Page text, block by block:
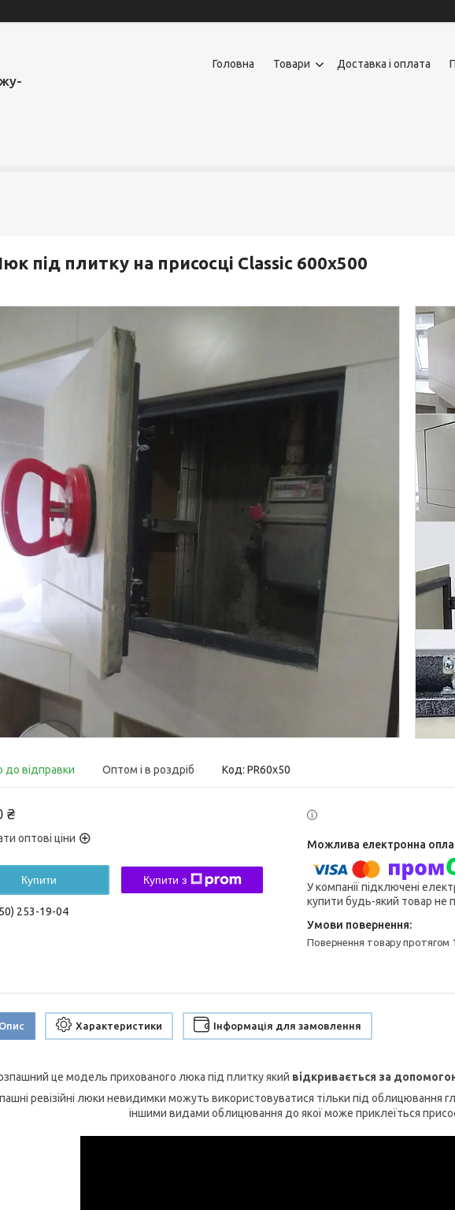
Головна Товари Доставка і оплата
під плитку на присосці Classic 600х500
до відправки Оптом і в роздріб Код: PR60х50
₴
оптові ціни
Купити Купити з
253-19-04
У компанії підключені
купити будь-який товар не
повернення товару протягом
Опис Характеристики Інформація для замовлення
це модель прихованого люка під плитку який відкривається за
ревізійні люки невидимки можуть використовуватися тільки під облицювання
іншими видами облицювання до якої може приклеїться